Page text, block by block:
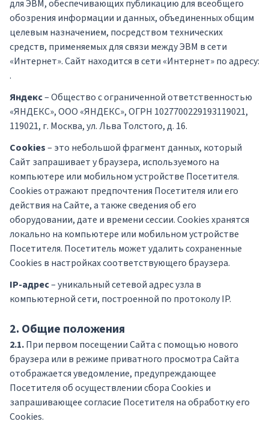
для ЭВМ, обеспечивающих публикацию для всеобщего
обозрения информации и данных, объединенных общим
целевым назначением, посредством технических
средств, применяемых для связи между ЭВМ в сети
«Интернет». Сайт находится в сети «Интернет» по адресу:
.
Яндекс– Общество с ограниченной ответственностью
«ЯНДЕКС», ООО «ЯНДЕКС», ОГРН 1027700229193119021,
119021, г. Москва, ул. Льва Толстого, д. 16.
Cookies– это небольшой фрагмент данных, который
Сайт запрашивает у браузера, используемого на
компьютере или мобильном устройстве Посетителя.
Cookies отражают предпочтения Посетителя или его
действия на Сайте, а также сведения об его
оборудовании, дате и времени сессии. Cookies хранятся
локально на компьютере или мобильном устройстве
Посетителя. Посетитель может удалить сохраненные
Сookies в настройках соответствующего браузера.
IP-адрес– уникальный сетевой адрес узла в
компьютерной сети, построенной по протоколу IP.
2. Общие положения
2.1.При первом посещении Сайта с помощью нового
браузера или в режиме приватного просмотра Сайта
отображается уведомление, предупреждающее
Посетителя об осуществлении сбора Сookies и
запрашивающее согласие Посетителя на обработку его
Cookies.